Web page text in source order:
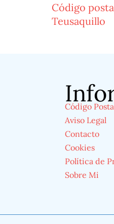
Código
Teusaquillo
Código
Aviso Legal
Contacto
Cookies
Política de
Sobre Mi